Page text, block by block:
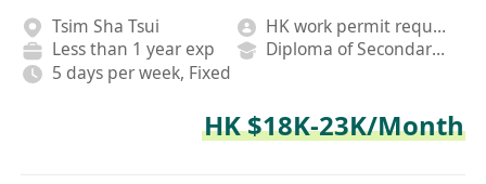
Tsim Sha Tsui
HK work permit required
Less than 1 year exp
Diploma of Secondary School
5 days per week, Fixed
HK $18K-23K/Month